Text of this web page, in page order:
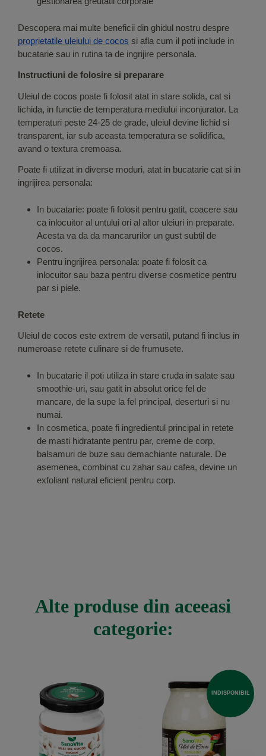
Descopera mai multe beneficii din ghidul nostru despre
proprietatile uleiului de cocos si afla cum il poti include in
bucatarie sau in rutina ta de ingrijire personala.
Instructiuni de folosire si preparare
Uleiul de cocos poate fi folosit atat in stare solida, cat si
lichida, in functie de temperatura mediului inconjurator. La
temperaturi peste 24-25 de grade, uleiul devine lichid si
transparent, iar sub aceasta temperatura se solidifica,
avand o textura cremoasa.
Poate fi utilizat in diverse moduri, atat in bucatarie cat si in
ingrijirea personala:
In bucatarie: poate fi folosit pentru gatit, coacere sau
ca inlocuitor al untului ori al altor uleiuri in preparate.
Acesta va da da mancarurilor un gust subtil de
cocos.
Pentru ingrijirea personala: poate fi folosit ca
inlocuitor sau baza pentru diverse cosmetice pentru
par si piele.
Retete
Uleiul de cocos este extrem de versatil, putand fi inclus in
numeroase retete culinare si de frumusete.
In bucatarie il poti utiliza in stare cruda in salate sau
smoothie-uri, sau gatit in absolut orice fel de
mancare, de la supe la fel principal, deserturi si nu
numai.
In cosmetica, poate fi ingredientul principal in retete
de masti hidratante pentru par, creme de corp,
balsamuri de buze sau demachiante naturale. De
asemenea, combinat cu zahar sau cafea, devine un
exfoliant natural eficient pentru corp.
Alte produse din aceeasi
categorie:
INDISPONIBIL